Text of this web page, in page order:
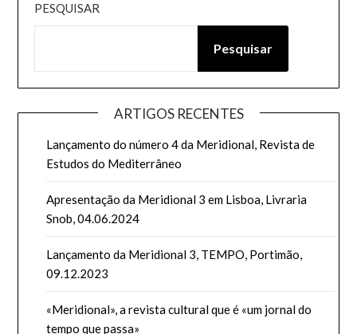
PESQUISAR
Pesquisar
ARTIGOS RECENTES
Lançamento do número 4 da Meridional, Revista de
Estudos do Mediterrâneo
Apresentação da Meridional 3 em Lisboa, Livraria
Snob, 04.06.2024
Lançamento da Meridional 3, TEMPO, Portimão,
09.12.2023
«Meridional», a revista cultural que é «um jornal do
tempo que passa»